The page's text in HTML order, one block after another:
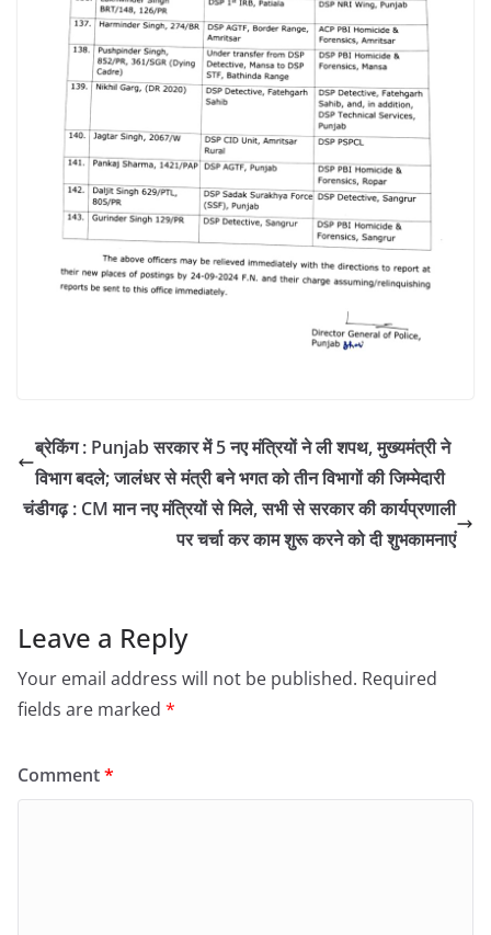
ब्रेकिंग : Punjab सरकार में 5 नए मंत्रियों ने ली शपथ, मुख्यमंत्री ने
विभाग बदले; जालंधर से मंत्री बने भगत को तीन विभागों की जिम्मेदारी
चंडीगढ़ : CM मान नए मंत्रियों से मिले, सभी से सरकार की कार्यप्रणाली
पर चर्चा कर काम शुरू करने को दी शुभकामनाएं
Leave a Reply
Your email address will not be published. Required
fields are marked *
Comment*